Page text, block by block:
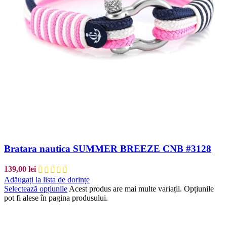
Bratara nautica SUMMER BREEZE CNB #3128
139,00 lei
Adăugați la lista de dorințe
Selectează opțiunile Acest produs are mai multe variații. Opțiunile
pot fi alese în pagina produsului.